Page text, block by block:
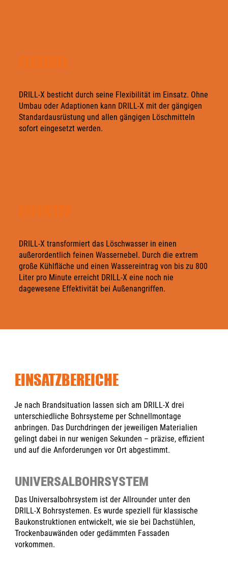
DRILL-X besticht durch seine Flexibilität im Einsatz. Ohne
Umbau oder Adaptionen kann DRILL-X mit der gängigen
Standardausrüstung und allen gängigen Löschmitteln
sofort eingesetzt werden.
DRILL-X transformiert das Löschwasser in einen
außerordentlich feinen Wassernebel. Durch die extrem
große Kühlfläche und einen Wassereintrag von bis zu 800
Liter pro Minute erreicht DRILL-X eine noch nie
dagewesene Effektivität bei Außenangriffen.
EINSATZBEREICHE
Je nach Brandsituation lassen sich am DRILL-X drei
unterschiedliche Bohrsysteme per Schnellmontage
anbringen. Das Durchdringen der jeweiligen Materialien
gelingt dabei in nur wenigen Sekunden – präzise, effizient
und auf die Anforderungen vor Ort abgestimmt.
UNIVERSALBOHRSYSTEM
Das Universalbohrsystem ist der Allrounder unter den
DRILL-X Bohrsystemen. Es wurde speziell für klassische
Baukonstruktionen entwickelt, wie sie bei Dachstühlen,
Trockenbauwänden oder gedämmten Fassaden
vorkommen.